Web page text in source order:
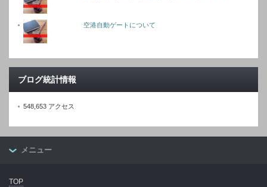
空港自動ゲートについて
ブログ統計情報
548,653 アクセス
メニュー
TOP